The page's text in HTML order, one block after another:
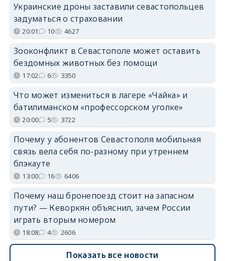
Украинские дроны заставили севастопольцев
задуматься о страховании
20:01 10 4627
Зооконфликт в Севастополе может оставить
бездомных животных без помощи
17:02 6 3350
Что может измениться в лагере «Чайка» и
батилиманском «профессорском уголке»
20:00 5 3722
Почему у абонентов Севастополя мобильная
связь вела себя по-разному при утреннем
блэкауте
13:00 16 6406
Почему наш бронепоезд стоит на запасном
пути? — Кеворкян объяснил, зачем России
играть вторым номером
18:08 4 2606
Показать все новости